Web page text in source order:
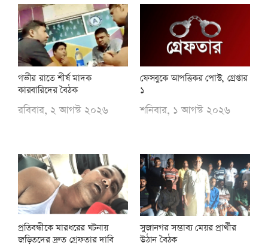
গভীর রাতে শীর্ষ মাদক
কারবারিদের বৈঠক
রবিবার, ২ আগস্ট ২০২৬
ফেসবুকে আপত্তিকর পোস্ট, গ্রেপ্তার
১
শনিবার, ১ আগস্ট ২০২৬
প্রতিবন্ধীকে মারধরের ঘটনায়
জড়িতদের দ্রুত গ্রেফতার দাবি
সুজানগর সম্ভাব্য মেয়র প্রার্থীর
উঠান বৈঠক